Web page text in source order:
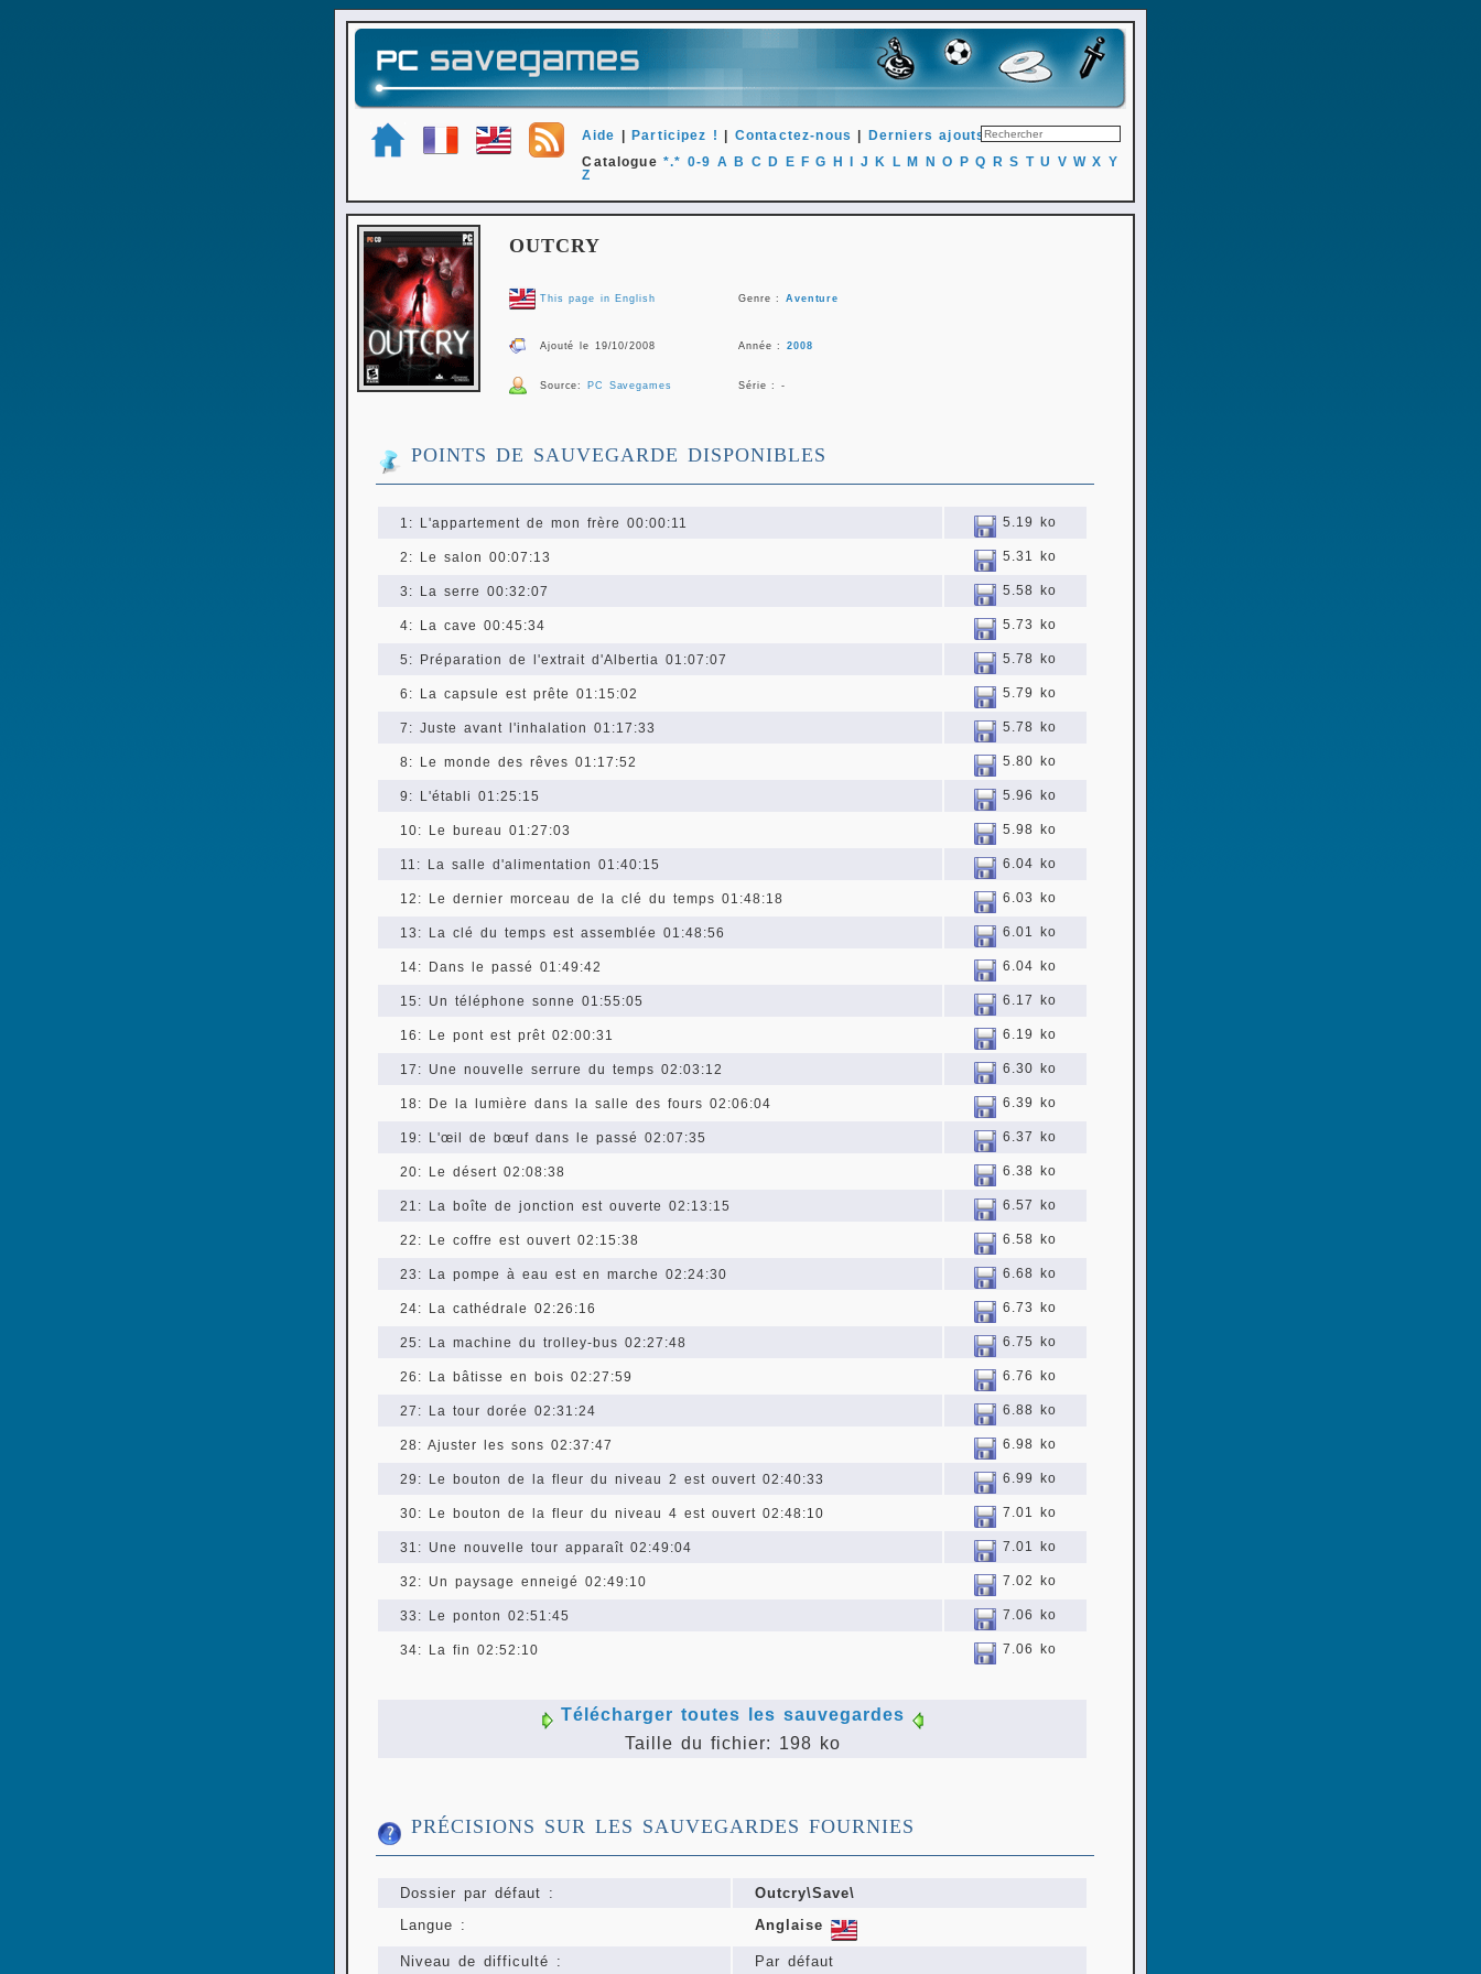
Aide Participez ! Contactez-nous Derniers ajouts
Catalogue*.* 0-9 A B C D E F G H J K L M N O P Q R S T U V W X
Y
Z
OUTCRY
This page in English Genre : Aventure
Ajouté le 19/10/2008 Année : 2008
Source: PC Savegames Série : -
POINTS DE SAUVEGARDE DISPONIBLES
1: L'appartement de mon frère 00:00:11 5.19 ko
2: Le salon 00:07:13 5.31 ko
3: La serre 00:32:07 5.58 ko
4: La cave 00:45:34 5.73 ko
5: Préparation de l'extrait d'Albertia 01:07:07 5.78 ko
6: La capsule est prête 01:15:02 5.79 ko
7: Juste avant l'inhalation 01:17:33 5.78 ko
8: Le monde des rêves 01:17:52 5.80 ko
9: L'établi 01:25:15 5.96 ko
10: Le bureau 01:27:03 5.98 ko
11: La salle d'alimentation 01:40:15 6.04 ko
12: Le dernier morceau de la clé du temps 01:48:18 6.03 ko
13: La clé du temps est assemblée 01:48:56 6.01 ko
14: Dans le passé 01:49:42 6.04 ko
15: Un téléphone sonne 01:55:05 6.17 ko
16: Le pont est prêt 02:00:31 6.19 ko
17: Une nouvelle serrure du temps 02:03:12 6.30 ko
18: De la lumière dans la salle des fours 02:06:04 6.39 ko
19: L'œil de bœuf dans le passé 02:07:35 6.37 ko
20: Le désert 02:08:38 6.38 ko
21: La boîte de jonction est ouverte 02:13:15 6.57 ko
22: Le coffre est ouvert 02:15:38 6.58 ko
23: La pompe à eau est en marche 02:24:30 6.68 ko
24: La cathédrale 02:26:16 6.73 ko
25: La machine du trolley-bus 02:27:48 6.75 ko
26: La bâtisse en bois 02:27:59 6.76 ko
27: La tour dorée 02:31:24 6.88 ko
28: Ajuster les sons 02:37:47 6.98 ko
29: Le bouton de la fleur du niveau 2 est ouvert 02:40:33 6.99 ko
30: Le bouton de la fleur du niveau 4 est ouvert 02:48:10 7.01 ko
31: Une nouvelle tour apparaît 02:49:04 7.01 ko
32: Un paysage enneigé 02:49:10 7.02 ko
33: Le ponton 02:51:45 7.06 ko
34: La fin 02:52:10 7.06 ko
Télécharger toutes les sauvegardes
Taille du fichier: 198 ko
PRÉCISIONS SUR LES SAUVEGARDES FOURNIES
Dossier par défaut :
Outcry\Save\
Langue :
Anglaise
Niveau de difficulté : Par défaut